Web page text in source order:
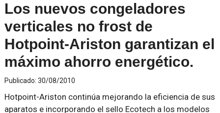
Los nuevos congeladores
verticales no frost de
Hotpoint-Ariston garantizan el
máximo ahorro energético.
Publicado: 30/08/2010
Hotpoint-Ariston continúa mejorando la eficiencia de sus
aparatos e incorporando el sello Ecotech a los modelos